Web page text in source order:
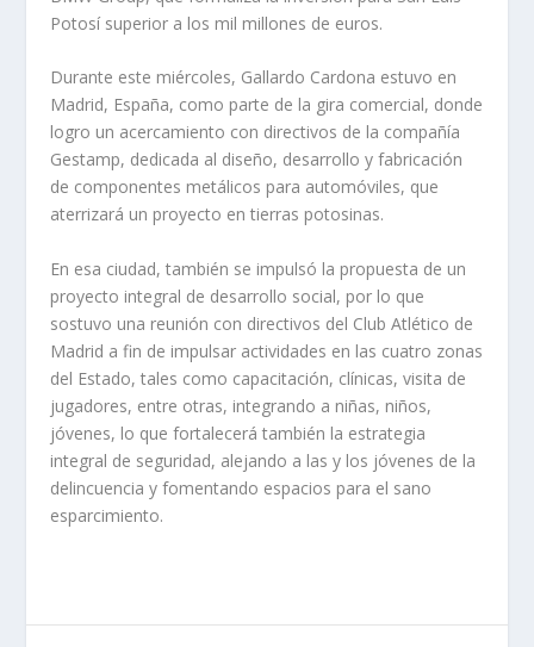
Potosí superior a los mil millones de euros.
Durante este miércoles, Gallardo Cardona estuvo en
Madrid, España, como parte de la gira comercial, donde
logro un acercamiento con directivos de la compañía
Gestamp, dedicada al diseño, desarrollo y fabricación
de componentes metálicos para automóviles, que
aterrizará un proyecto en tierras potosinas.
En esa ciudad, también se impulsó la propuesta de un
proyecto integral de desarrollo social, por lo que
sostuvo una reunión con directivos del Club Atlético de
Madrid a fin de impulsar actividades en las cuatro zonas
del Estado, tales como capacitación, clínicas, visita de
jugadores, entre otras, integrando a niñas, niños,
jóvenes, lo que fortalecerá también la estrategia
integral de seguridad, alejando a las y los jóvenes de la
delincuencia y fomentando espacios para el sano
esparcimiento.